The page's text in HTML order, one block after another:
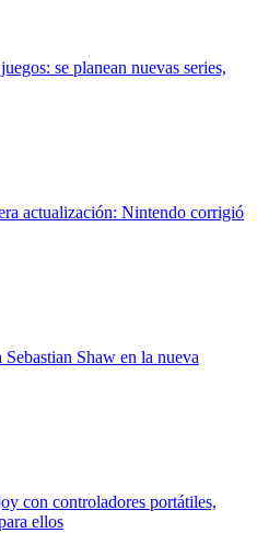
se planean nuevas series,
actualización: Nintendo corrigió
Shaw en la nueva
con controladores portátiles,
ellos